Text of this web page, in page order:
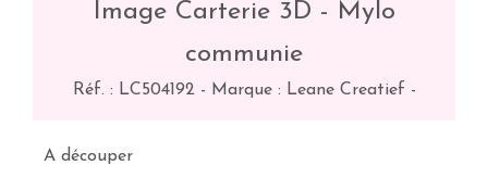
Image Carterie 3D - Mylo
communie
Réf. : LC504192- Marque : Leane Creatief -
A découper